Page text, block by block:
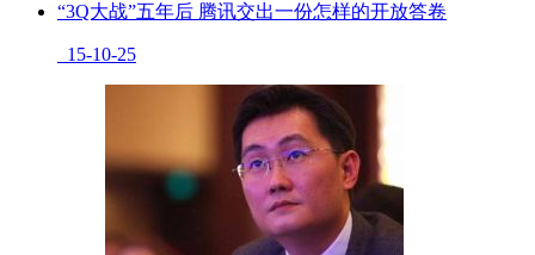
“3Q大战”五年后 腾讯交出一份怎样的开放答卷
15-10-25